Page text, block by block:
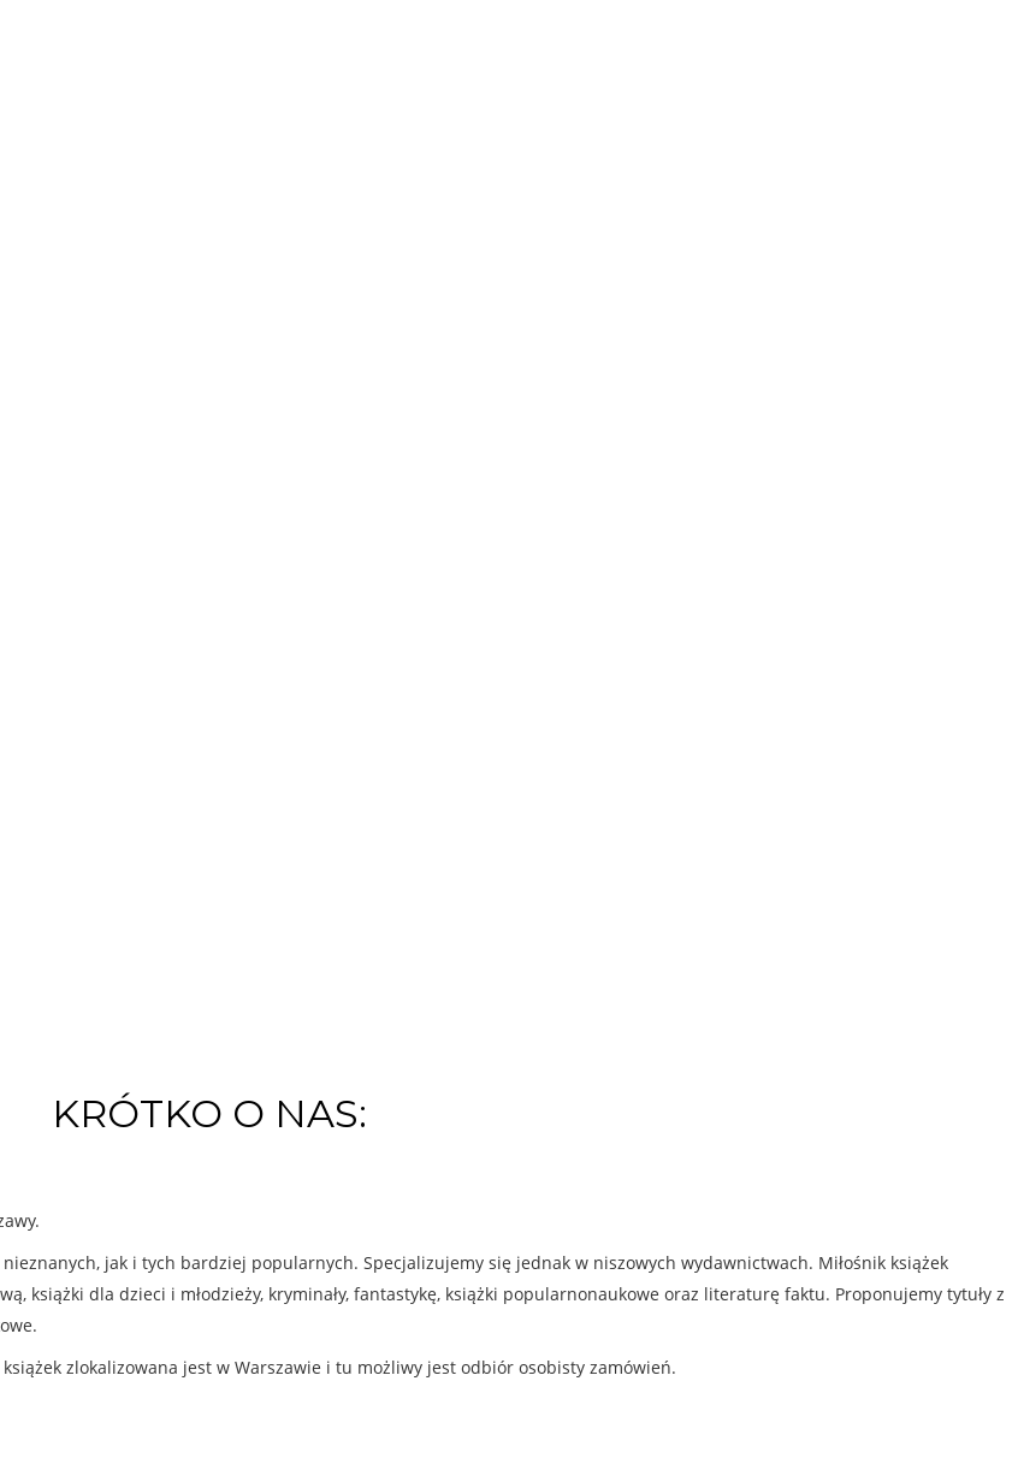
KRÓTKO O NAS:
jak i tych bardziej popularnych. Specjalizujemy się jednak w niszowych wydawnictwach. Miłośnik książek
książki dla dzieci i młodzieży, kryminały, fantastykę, książki popularnonaukowe oraz literaturę faktu. Proponujemy tytuły z
zlokalizowana jest w Warszawie i tu możliwy jest odbiór osobisty zamówień.